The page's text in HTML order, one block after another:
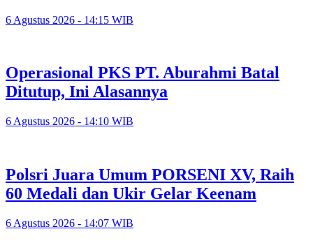
6 Agustus 2026 - 14:15 WIB
Operasional PKS PT. Aburahmi Batal
Ditutup, Ini Alasannya
6 Agustus 2026 - 14:10 WIB
Polsri Juara Umum PORSENI XV, Raih
60 Medali dan Ukir Gelar Keenam
6 Agustus 2026 - 14:07 WIB